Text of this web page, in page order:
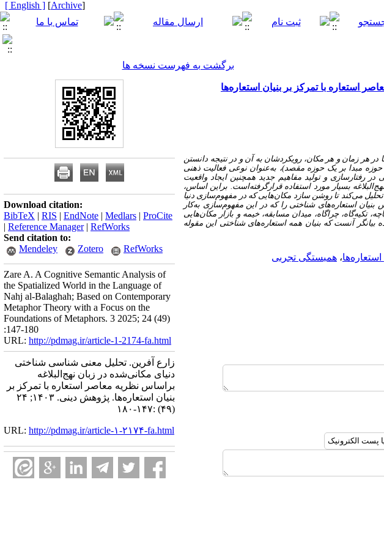
[
Archive
]
[ English ]
برگشت به فهرست نسخه ها
استعاره با تمرکز بر بنیان استعاره‌ها
در هر زمان و هر مکان، رویکردشان به آن و در نتیجه دانستن
مبدا بر یک حوزه مقصد)، به‌عنوان نوعی فعالیت ذهنی
رفتارسازی و تولید مفاهیم جدید همچنین ایجاد واقعیت
بسیار مورد استفاده قرار‌گرفته‌است. بر‌این اساس،
می‌کند تا روشن سازد مکان‌هایی که در مفهوم‌سازی دنیا
استعاره‌های شناختی را که در این مفهوم‌سازی به‌کار
تکیه‌گاه، چراگاه، میدان مسابقه، خیمه و بازار مکان‌هایی
بیانگر آنست که بنیان همه استعاره‌های شناختی این مقوله
استعاره‌ها، همبستگی تجربی
Download citation:
BibTeX | RIS | EndNote | Medlars | ProCite
| Reference Manager| RefWorks
Send citation to:
Mendeley
Zotero RefWorks
Zare A. A Cognitive Semantic Analysis of
the Spatialized World in the Language of
Nahj al-Balaghah; Based on Contemporary
Metaphor Theory with a Focus on the
Foundations of Metaphors. 3 2025; 24 (49)
:147-180
URL: http://pdmag.ir/article-1-2174-fa.html
زارع آفرین. تحلیل معنی شناسی شناختی
دنیای مکانی‌شده در زبان نهج‌البلاغه
براساس نظریه معاصر استعاره با تمرکز بر
بنیان استعاره‌ها. پژوهش دینی. ۱۴۰۳; ۲۴
(۴۹) :۱۴۷-۱۸۰
URL: http://pdmag.ir/article-۱-۲۱۷۴-fa.html